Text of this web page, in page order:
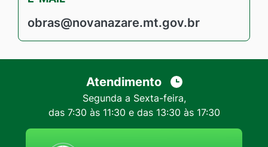
obras@novanazare.mt.gov.br
Atendimento
Segunda a Sexta-feira,
das 7:30 às 11:30 e das 13:30 às 17:30